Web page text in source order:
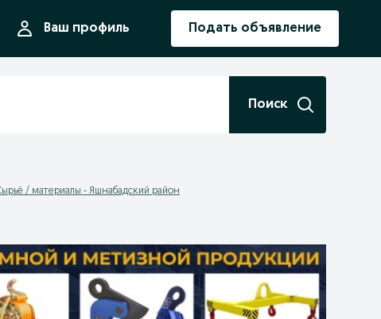
Ваш профиль Подать объявление
Поиск
/ материалы - Яшнабадский район